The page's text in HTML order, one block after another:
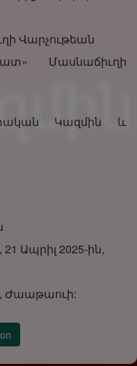
Վարչութեան
Մասնաճիւղի
Կազմին և
Ապրիլ 2025-ին,
Ժաաթաուի: